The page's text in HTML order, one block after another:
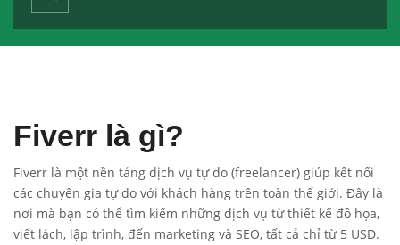
Fiverr là gì?
Fiverr là một nền tảng dịch vụ tự do (freelancer) giúp kết nối
các chuyên gia tự do với khách hàng trên toàn thế giới. Đây là
nơi mà bạn có thể tìm kiếm những dịch vụ từ thiết kế đồ họa,
viết lách, lập trình, đến marketing và SEO, tất cả chỉ từ 5 USD.